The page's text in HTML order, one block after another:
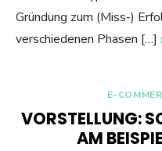
Gründung zum (Miss-)
verschiedenen Phasen […]
E-
VORSTELLUNG:
AM